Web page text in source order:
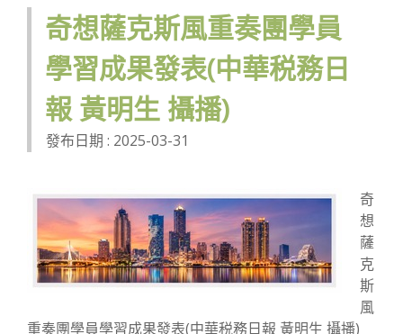
奇想薩克斯風重奏團學員
學習成果發表(中華税務日
報 黃明生 攝播)
發布日期 : 2025-03-31
奇
想
薩
克
斯
風
重奏團學員學習成果發表(中華税務日報 黃明生 攝播)